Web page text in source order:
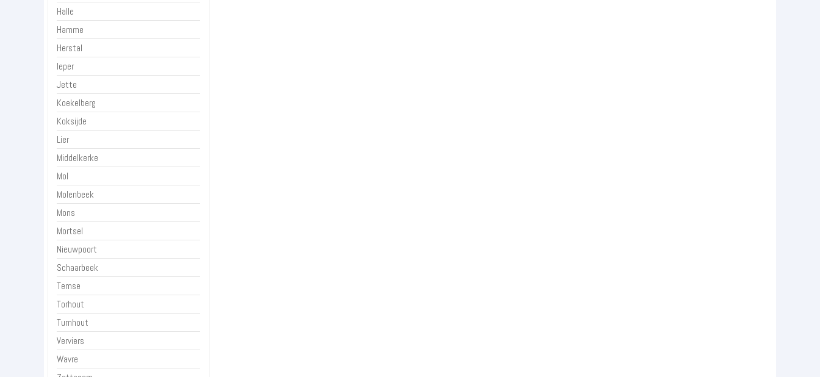
Halle
Hamme
Herstal
Ieper
Jette
Koekelberg
Koksijde
Lier
Middelkerke
Mol
Molenbeek
Mons
Mortsel
Nieuwpoort
Schaarbeek
Temse
Torhout
Turnhout
Verviers
Wavre